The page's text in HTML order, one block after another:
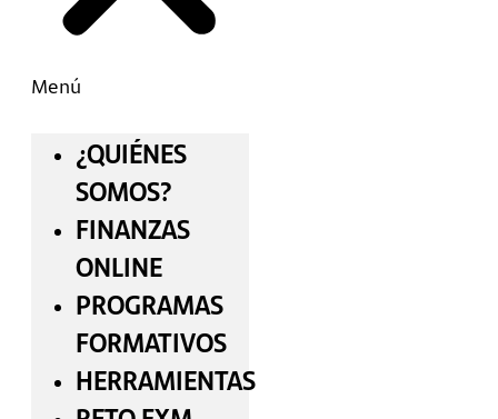
Menú
¿QUIÉNES
SOMOS?
FINANZAS
ONLINE
PROGRAMAS
FORMATIVOS
HERRAMIENTAS